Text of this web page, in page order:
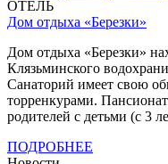
ОТЕЛЬ
Дом отдыха «Березки»
Дом отдыха «Березки»
Клязьминского
Санаторий имеет свою
торренкурами.
родителей с детьми (с 3
ПОДРОБНЕЕ